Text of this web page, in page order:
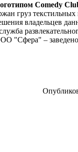
Comedy
груз
владельцев
"Сфера" –